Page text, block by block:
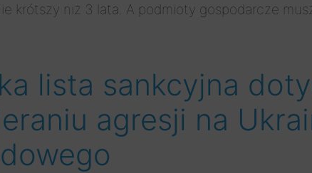
krótszy niż 3 lata. A podmioty gospodarcze
lista sankcyjna
agresji na